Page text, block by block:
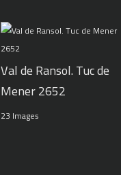
Val de Ransol. Tuc de
Mener 2652
23 Images